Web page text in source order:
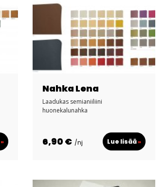
»
Nahka Lena
Laadukas semianiiliini
huonekalunahka
6,90 € /nj Lue lisää»